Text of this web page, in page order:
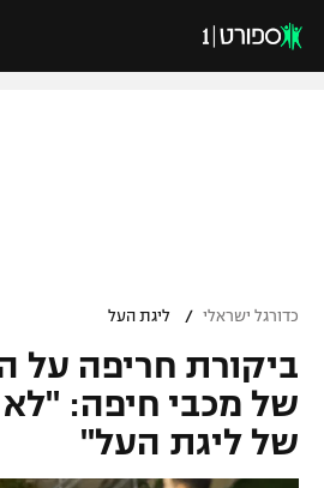
גביע הטוטו
ליגיונרים
ליגת האלופות
ליגה אירופית
ליגה אנגלית
כדורסל ישראלי
ליגת ווינר סל
כדורסל עולמי
כדורגל ישראלי / ליגת העל
ביקורת חריפה על
של מכבי חיפה:
של ליגת העל"